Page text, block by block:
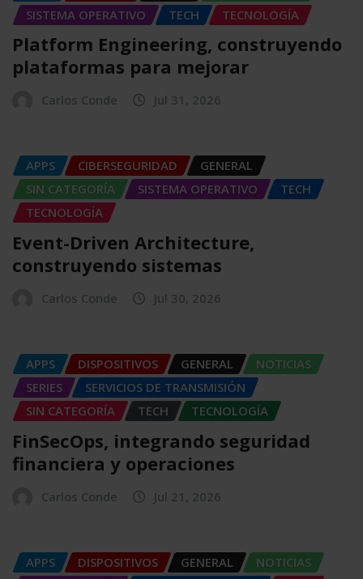
SISTEMA OPERATIVO
TECH TECNOLOGÍA
Platform Engineering, construyendo
plataformas para mejorar
Carlos Conde Jul 31, 2026
APPS CIBERSEGURIDAD
GENERAL
SIN CATEGORÍA
SISTEMA OPERATIVO
TECH
TECNOLOGÍA
Event-Driven Architecture,
construyendo sistemas
Carlos Conde Jul 30, 2026
APPS DISPOSITIVOS GENERAL
NOTICIAS
SERIES
SERVICIOS DE TRANSMISIÓN
SIN CATEGORÍA
TECH TECNOLOGÍA
FinSecOps, integrando seguridad
financiera y operaciones
Carlos Conde Jul 21, 2026
APPS DISPOSITIVOS GENERAL
NOTICIAS